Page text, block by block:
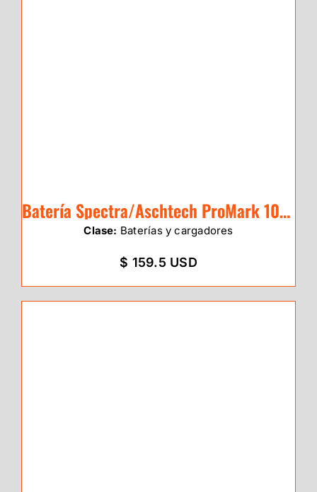
Batería Spectra/Aschtech ProMark 100/20
Clase: Baterías y cargadores
$ 159.5 USD